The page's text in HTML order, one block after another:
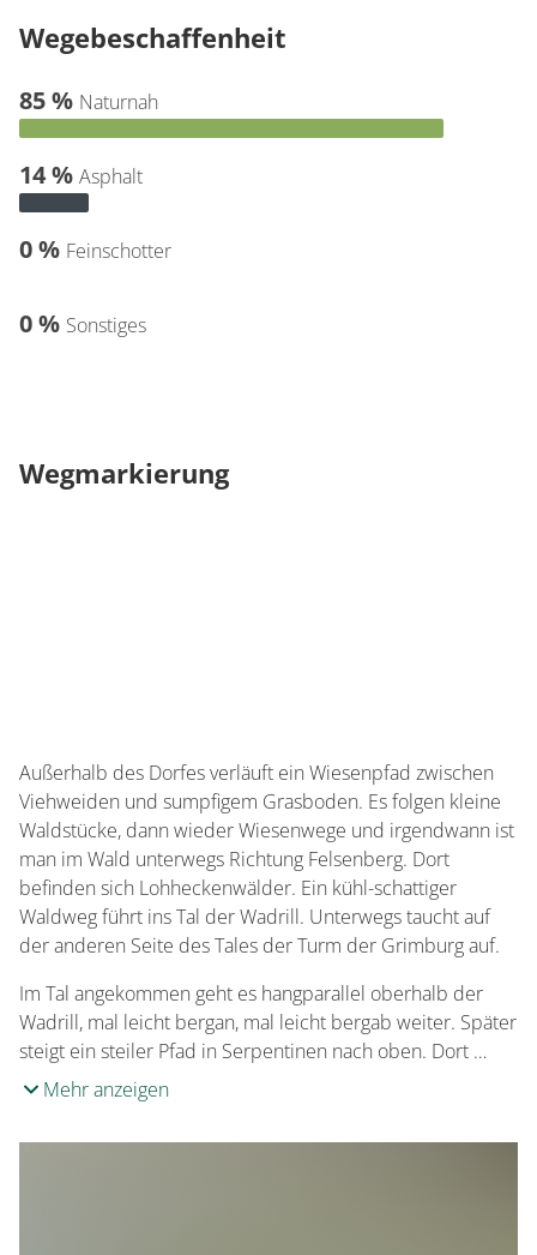
Wegebeschaffenheit
85 % Naturnah
14 % Asphalt
0 % Feinschotter
0 % Sonstiges
Wegmarkierung
Außerhalb des Dorfes verläuft ein Wiesenpfad zwischen
Viehweiden und sumpfigem Grasboden. Es folgen kleine
Waldstücke, dann wieder Wiesenwege und irgendwann ist
man im Wald unterwegs Richtung Felsenberg. Dort
befinden sich Lohheckenwälder. Ein kühl-schattiger
Waldweg führt ins Tal der Wadrill. Unterwegs taucht auf
der anderen Seite des Tales der Turm der Grimburg auf.
Im Tal angekommen geht es hangparallel oberhalb der
Wadrill, mal leicht bergan, mal leicht bergab weiter. Später
steigt ein steiler Pfad in Serpentinen nach oben. Dort …
Mehr anzeigen